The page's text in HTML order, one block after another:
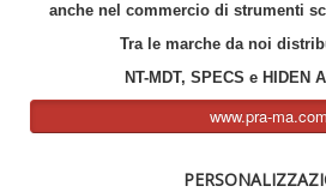
anche nel commercio di strumenti
Tra le marche da noi
NT-MDT, SPECS e HIDEN
www.pra-ma.com